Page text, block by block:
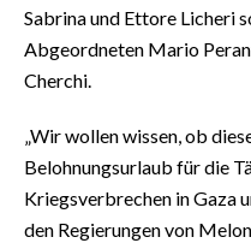
Sabrina und Ettore Licheri
Abgeordneten Mario
Cherchi.
„Wir wollen wissen, ob
Belohnungsurlaub für die
Kriegsverbrechen in Gaza
den Regierungen von